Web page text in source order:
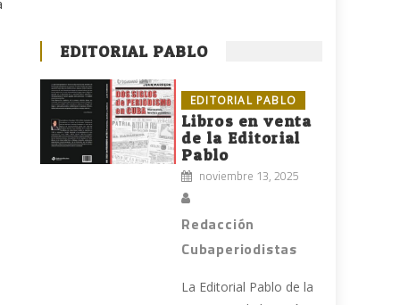
EDITORIAL PABLO
EDITORIAL PABLO
Libros en venta
de la Editorial
Pablo
noviembre 13, 2025
Redacción
Cubaperiodistas
La Editorial Pablo de la